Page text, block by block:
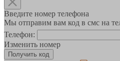
Введите номер телефона
Мы отправим вам код в смс на
Телефон:
Изменить номер